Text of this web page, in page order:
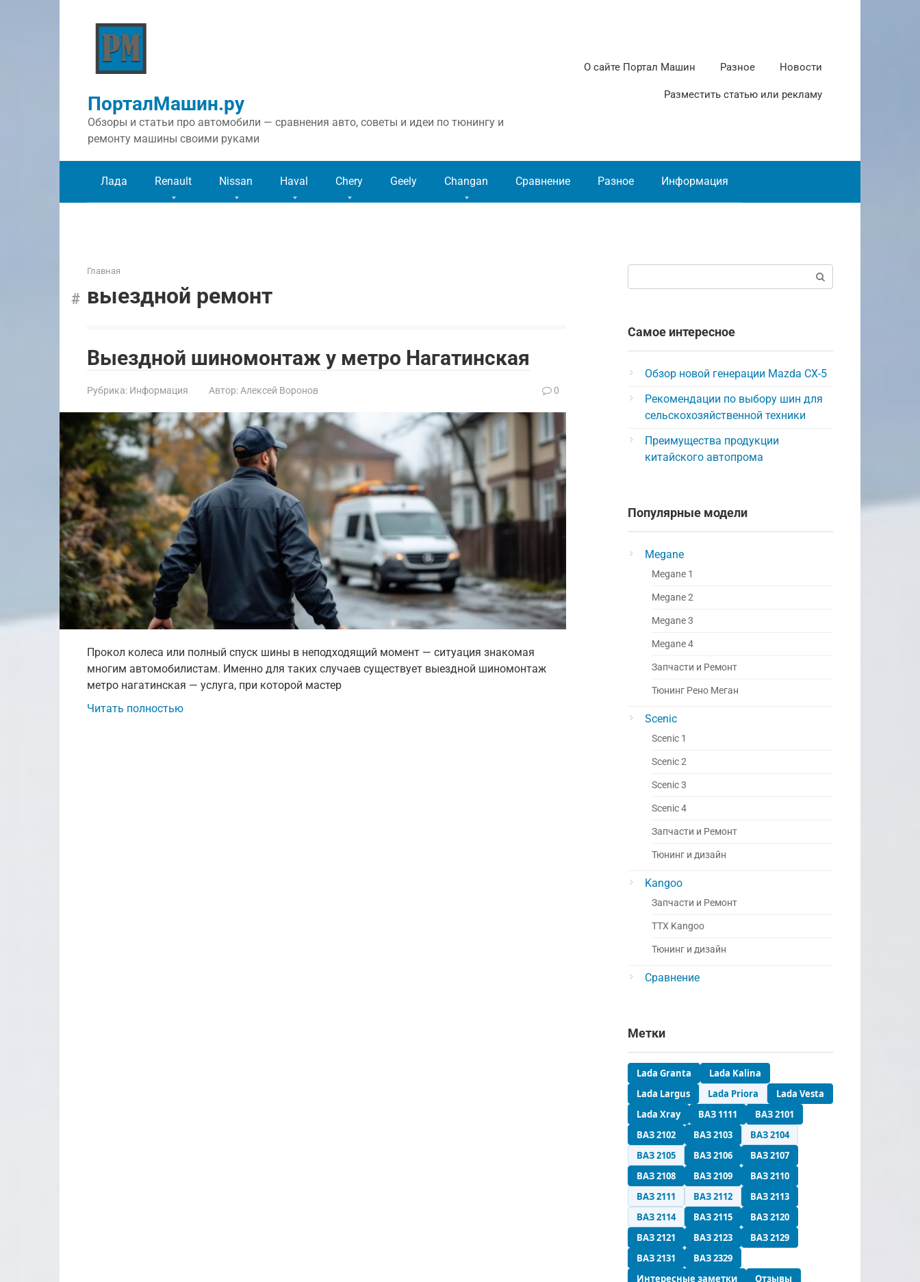
ПорталМашин.ру
Обзоры и статьи про автомобили — сравнения авто, советы и идеи по тюнингу и
ремонту машины своими руками
О сайте Портал Машин Разное Новости
Разместить статью или рекламу
Лада Renault Nissan Haval Chery Geely Changan Сравнение Разное Информация
Главная
выездной ремонт
Выездной шиномонтаж у метро Нагатинская
Рубрика: Информация Автор: Алексей Воронов 0
Прокол колеса или полный спуск шины в неподходящий момент — ситуация знакомая
многим автомобилистам. Именно для таких случаев существует выездной шиномонтаж
метро нагатинская — услуга, при которой мастер
Читать полностью
Самое интересное
Обзор новой генерации Mazda CX-5
Рекомендации по выбору шин для
сельскохозяйственной техники
Преимущества продукции
китайского автопрома
Популярные модели
Megane
Megane 1
Megane 2
Megane 3
Megane 4
Запчасти и Ремонт
Тюнинг Рено Меган
Scenic
Scenic 1
Scenic 2
Scenic 3
Scenic 4
Запчасти и Ремонт
Тюнинг и дизайн
Kangoo
Запчасти и Ремонт
ТТХ Kangoo
Тюнинг и дизайн
Сравнение
Метки
Lada Granta
Lada Kalina
Lada Largus
Lada Priora
Lada Vesta
Lada Xray
ВАЗ 1111
ВАЗ 2101
ВАЗ 2102
ВАЗ 2103
ВАЗ 2104
ВАЗ 2105
ВАЗ 2106
ВАЗ 2107
ВАЗ 2108
ВАЗ 2109
ВАЗ 2110
ВАЗ 2111
ВАЗ 2112
ВАЗ 2113
ВАЗ 2114
ВАЗ 2115
ВАЗ 2120
ВАЗ 2121
ВАЗ 2123
ВАЗ 2129
ВАЗ 2131
ВАЗ 2329
Интересные заметки
Отзывы